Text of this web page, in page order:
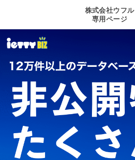
株式会社ウフル
専用ページ